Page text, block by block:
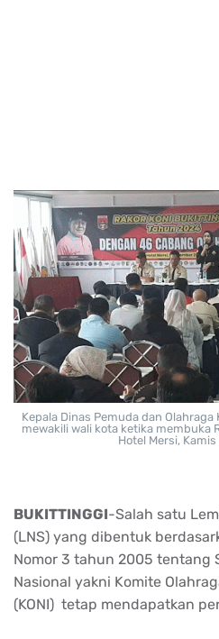
Kepala Dinas Pemuda dan
mewakili wali kota ketika membuka
Hotel Mersi,
BUKITTINGGI-Salah satu
(LNS) yang dibentuk
Nomor 3 tahun 2005 tentang
Nasional yakni Komite
(KONI) tetap mendapatkan